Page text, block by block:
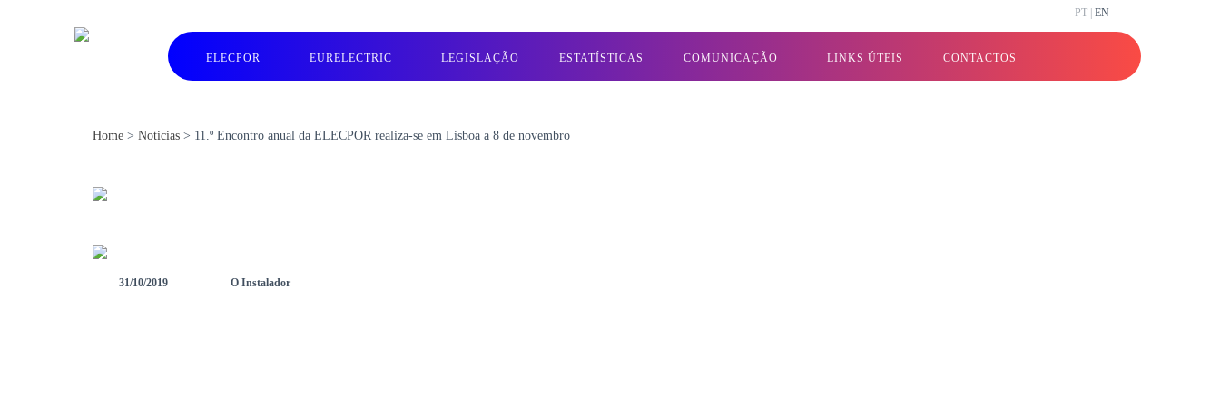
PT | EN
ELECPOR EURELECTRIC LEGISLAÇÃO ESTATÍSTICAS COMUNICAÇÃO LINKS ÚTEIS CONTACTOS
Home > Noticias > 11.º Encontro anual da ELECPOR realiza-se em Lisboa a 8 de novembro
31/10/2019 O Instalador